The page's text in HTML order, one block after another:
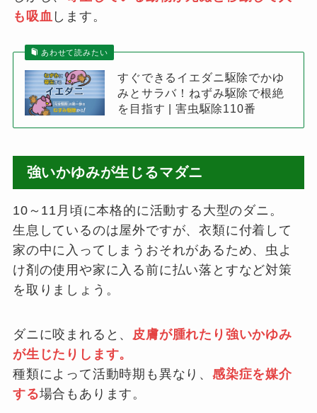
も吸血 します。
あわせて読みたい
すぐできるイエダニ駆除でかゆ
みとサラバ！ねずみ駆除で根絶
を目指す | 害虫駆除110番
強いかゆみが生じるマダニ
10～11月頃に本格的に活動する大型のダニ。
生息しているのは屋外ですが、衣類に付着して
家の中に入ってしまうおそれがあるため、虫よ
け剤の使用や家に入る前に払い落とすなど対策
を取りましょう。
ダニに咬まれると、 皮膚が腫れたり強いかゆみ
が生じたりします。
種類によって活動時期も異なり、感染症を媒介
する場合もあります。